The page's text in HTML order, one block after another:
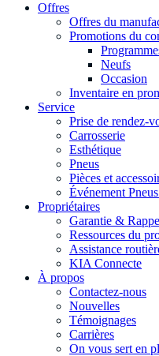
Offres
Offres du
Promotions du
Neufs
Occasion
Inventaire en
Service
Prise de rendez-
Carrosserie
Esthétique
Pneus
Pièces et
Événement
Propriétaires
Garantie &
Ressources du
Assistance
KIA Connecte
À propos
Contactez-nous
Nouvelles
Témoignages
Carrières
On vous sert en